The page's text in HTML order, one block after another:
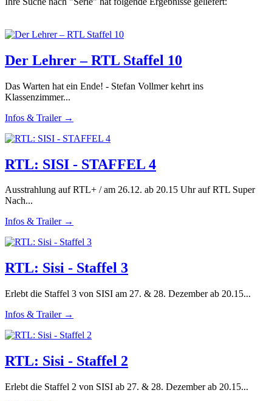
Der Lehrer – RTL Staffel 10
Das Warten hat ein Ende! - Stefan Vollmer kehrt ins
Klassenzimmer...
Infos & Trailer →
RTL: SISI - STAFFEL 4
Ausstrahlung auf RTL+ / am 26.12. ab 20.15 Uhr auf RTL Super
Nach...
Infos & Trailer →
RTL: Sisi - Staffel 3
Erlebt die Staffel 3 von SISI am 27. & 28. Dezember ab 20.15...
Infos & Trailer →
RTL: Sisi - Staffel 2
Erlebt die Staffel 2 von SISI ab 27. & 28. Dezember ab 20.15...